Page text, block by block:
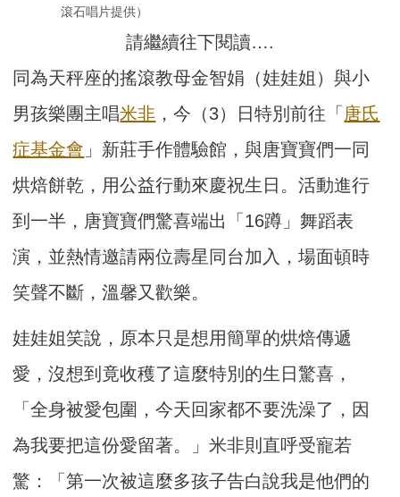
滾石唱片提供）
請繼續往下閱讀….
同為天秤座的搖滾教母金智娟（娃娃姐）與小
男孩樂團主唱米非 ，今（3）日特別前往「 唐氏
症基金會 」新莊手作體驗館，與唐寶寶們一同
烘焙餅乾，用公益行動來慶祝生日。活動進行
到一半，唐寶寶們驚喜端出「16蹲」舞蹈表
演，並熱情邀請兩位壽星同台加入，場面頓時
笑聲不斷，溫馨又歡樂。
娃娃姐笑說，原本只是想用簡單的烘焙傳遞
愛，沒想到竟收穫了這麼特別的生日驚喜，
「全身被愛包圍，今天回家都不要洗澡了，因
為我要把這份愛留著。」米非則直呼受寵若
驚：「第一次被這麼多孩子告白說我是他們的